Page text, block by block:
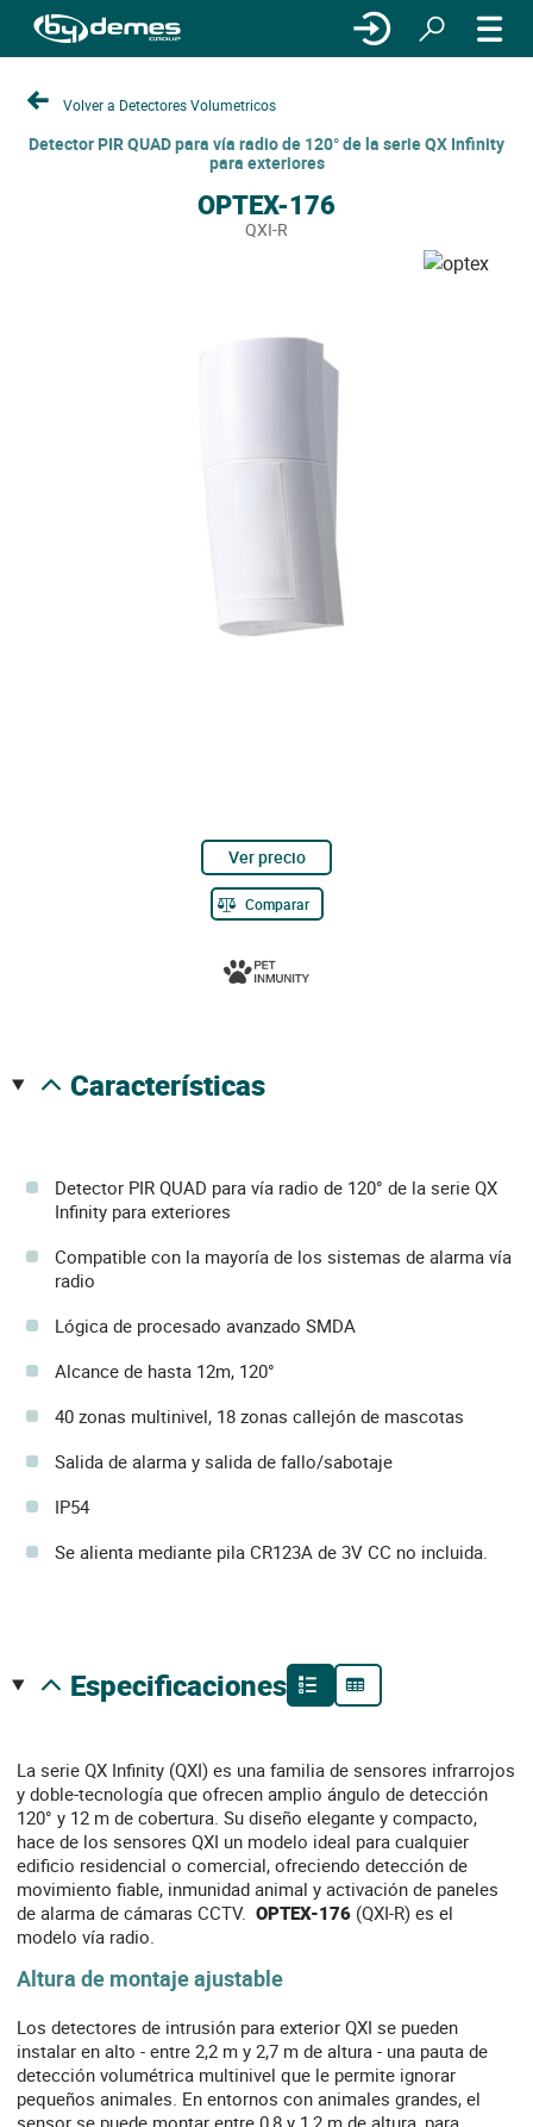
Volver a Detectores Volumetricos
Detector PIR QUAD para vía radio de 120° de la serie QX Infinity
para exteriores
OPTEX-176
QXI-R
Ver precio
Comparar
características
Detector PIR QUAD para vía radio de 120° de la serie QX
Infinity para exteriores
Compatible con la mayoría de los sistemas de alarma vía
radio
Lógica de procesado avanzado SMDA
Alcance de hasta 12m, 120°
40 zonas multinivel, 18 zonas callejón de mascotas
Salida de alarma y salida de fallo/sabotaje
IP54
Se alienta mediante pila CR123A de 3V CC no incluida.
especificaciones
La serie QX Infinity (QXI) es una familia de sensores infrarrojos
y doble-tecnología que ofrecen amplio ángulo de detección
120° y 12 m de cobertura. Su diseño elegante y compacto,
hace de los sensores QXI un modelo ideal para cualquier
edificio residencial o comercial, ofreciendo detección de
movimiento fiable, inmunidad animal y activación de paneles
de alarma de cámaras CCTV. OPTEX-176 (QXI-R) es el
modelo vía radio.
Altura de montaje ajustable
Los detectores de intrusión para exterior QXI se pueden
instalar en alto - entre 2,2 m y 2,7 m de altura - una pauta de
detección volumétrica multinivel que le permite ignorar
pequeños animales. En entornos con animales grandes, el